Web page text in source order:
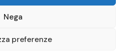
Nega
preferenze